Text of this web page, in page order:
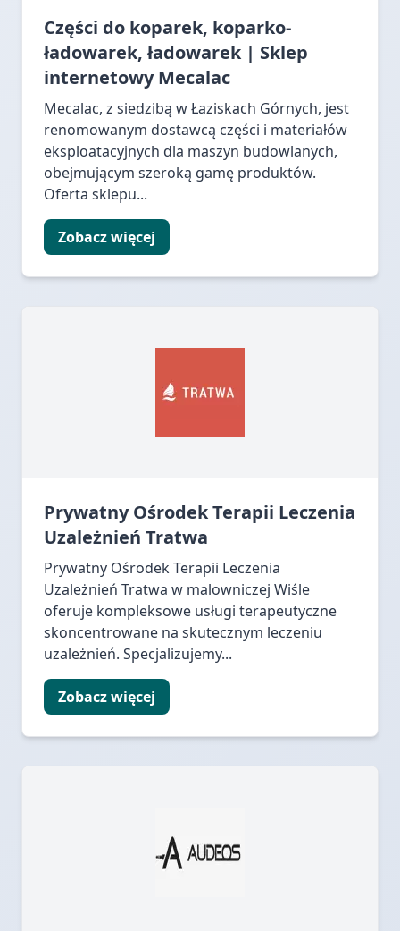
Części do koparek, koparko-
ładowarek, ładowarek | Sklep
internetowy Mecalac
Mecalac, z siedzibą w Łaziskach Górnych, jest
renomowanym dostawcą części i materiałów
eksploatacyjnych dla maszyn budowlanych,
obejmującym szeroką gamę produktów.
Oferta sklepu...
Zobacz więcej
Prywatny Ośrodek Terapii Leczenia
Uzależnień Tratwa
Prywatny Ośrodek Terapii Leczenia
Uzależnień Tratwa w malowniczej Wiśle
oferuje kompleksowe usługi terapeutyczne
skoncentrowane na skutecznym leczeniu
uzależnień. Specjalizujemy...
Zobacz więcej